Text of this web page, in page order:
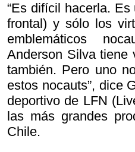
“Es difícil hacerla.
frontal) y sólo los
emblemáticos
Anderson Silva tiene
también. Pero uno
estos nocauts”, dice
deportivo de LFN
las más grandes
Chile.